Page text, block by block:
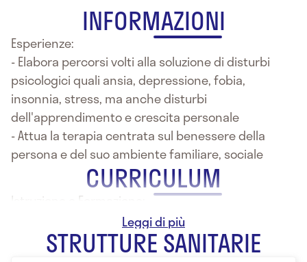
INFORMAZIONI
Esperienze:
- Elabora percorsi volti alla soluzione di disturbi
psicologici quali ansia, depressione, fobia,
insonnia, stress, ma anche disturbi
dell'apprendimento e crescita personale
- Attua la terapia centrata sul benessere della
persona e del suo ambiente familiare, sociale
CURRICULUM
Istruzione e Formazione:
- Laurea in Psicologia
STRUTTURE SANITARIE